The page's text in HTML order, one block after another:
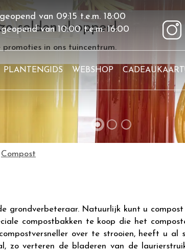
solden shoppen!
promoties in ons tuincentrum.
Compost
van 09:15 t.e.m. 18:00
van10:00t.e.m.16:00
PLANTENGIDS WEBSHOP CADEAUKAART!
grondverbeteraar. Natuurlijk kunt u
compostbakken te koop die het
over te strooien, heeft u al
zo verteren de bladeren van de